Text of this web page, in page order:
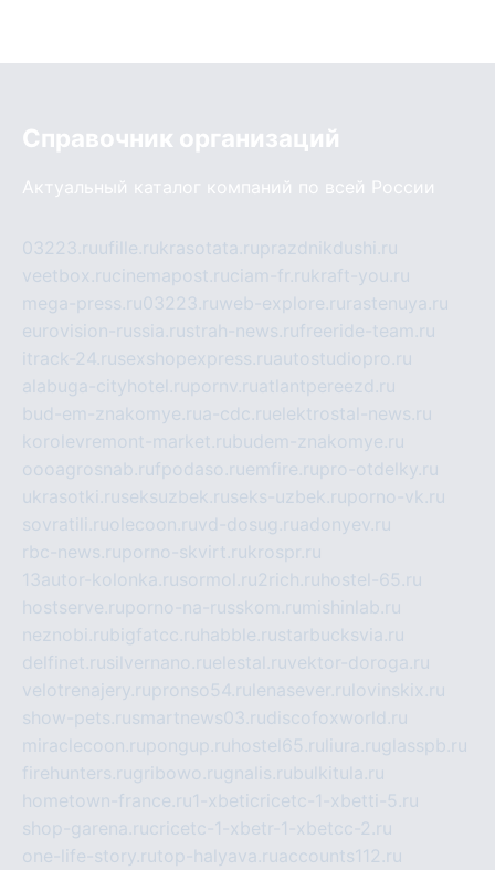
Справочник организаций
Актуальный каталог компаний по всей России
03223.ruufille.rukrasotata.ruprazdnikdushi.ru
veetbox.rucinemapost.ruciam-fr.rukraft-you.ru
mega-press.ru03223.ruweb-explore.ru rastenuya.ru
eurovision-russia.rustrah-news.rufreeride-team.ru
itrack-24.rusexshopexpress.ruautostudiopro.ru
alabuga-cityhotel.rupornv.ruatlantpereezd.ru
bud-em-znakomye.rua-cdc.ruelektrostal-news.ru
korolevremont-market.rubudem-znakomye.ru
oooagrosnab.rufpodaso.ruemfire.rupro-otdelky.ru
ukrasotki.ruseksuzbek.ruseks-uzbek.ruporno-vk.ru
sovratili.ruolecoon.ruvd-dosug.ruadonyev.ru
rbc-news.ruporno-skvirt.rukrospr.ru
13autor-kolonka.rusormol.ru2rich.ru hostel-65.ru
hostserve.ruporno-na-russkom.ru mishinlab.ru
neznobi.rubigfatcc.ru habble.rustarbucksvia.ru
delfinet.rusilvernano.ruelestal.ruvektor-doroga.ru
velotrenajery.rupronso54.ru lenasever.ru lovinskix.ru
show-pets.rusmartnews03.rudiscofoxworld.ru
miraclecoon.rupongup.ru hostel65.ru liura.ruglasspb.ru
firehunters.rugribowo.rugnalis.rubulkitula.ru
hometown-france.ru1-xbeticricetc-1-xbetti-5.ru
shop-garena.rucricetc-1-xbetr-1-xbetcc-2.ru
one-life-story.rutop-halyava.ruaccounts112.ru